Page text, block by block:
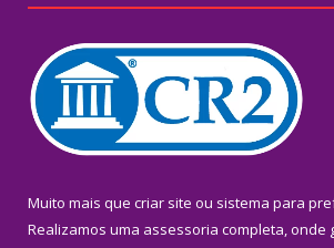
Muito mais que criar site ou sistema para
Realizamos uma assessoria completa, onde